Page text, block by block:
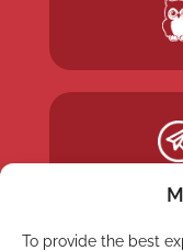
To provide the best